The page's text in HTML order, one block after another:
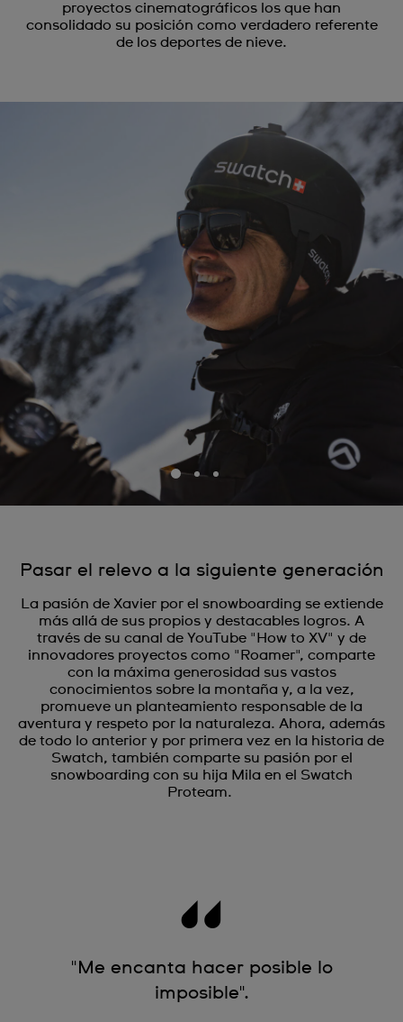
proyectos cinematográficos los que han
consolidado su posición como verdadero referente
de los deportes de nieve.
Pasar el relevo a la siguiente generación
La pasión de Xavier por el snowboarding se extiende
más allá de sus propios y destacables logros. A
través de su canal de YouTube "How to XV" y de
innovadores proyectos como "Roamer", comparte
con la máxima generosidad sus vastos
conocimientos sobre la montaña y, a la vez,
promueve un planteamiento responsable de la
aventura y respeto por la naturaleza. Ahora, además
de todo lo anterior y por primera vez en la historia de
Swatch, también comparte su pasión por el
snowboarding con su hija Mila en el Swatch
Proteam.
"Me encanta hacer posible lo
imposible".